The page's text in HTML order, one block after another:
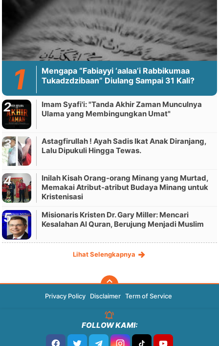
Mengapa “Fabiayyi ‘aalaa’i Rabbikumaa
Tukadzdzibaan” Diulang Sampai 31 Kali?
Imam Syafi'i: "Tanda Akhir Zaman Munculnya
Ulama yang Membingungkan Umat"
Astagfirullah ! Ayah Sadis Ikat Anak Diranjang,
Lalu Dipukuli Hingga Tewas.
Inilah Kisah Orang-orang Minang yang Murtad,
Memakai Atribut-atribut Budaya Minang untuk
Kristenisasi
Misionaris Kristen Dr. Gary Miller: Mencari
Kesalahan Al Quran, Berujung Menjadi Muslim
Lihat Selengkapnya
Privacy Policy Disclaimer Term of Service
FOLLOW KAMI: